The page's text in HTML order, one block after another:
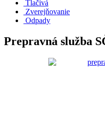
Tlačivá
Zverejňovanie
Odpady
Prepravná služba